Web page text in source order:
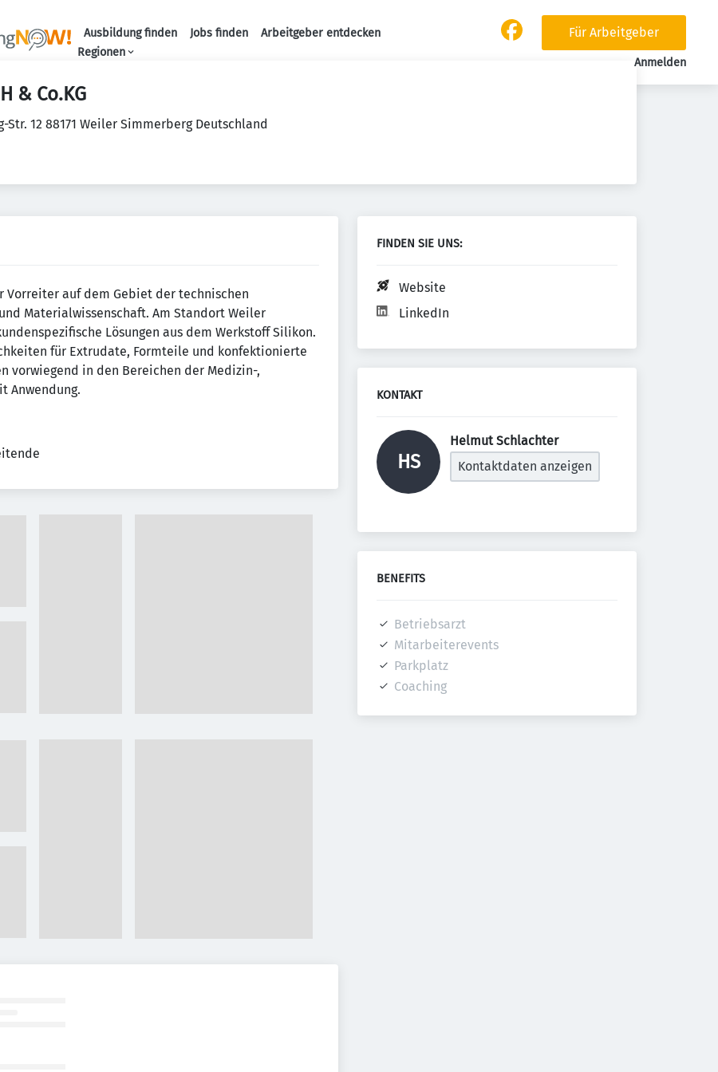
Ausbildung finden Jobs finden
Arbeitgeber entdecken
Regionen
Für Arbeitgeber
Anmelden
& Co.KG
Str. 12 88171 Weiler Simmerberg Deutschland
auf dem Gebiet der technischen
Materialwissenschaft. Am Standort Weiler
Lösungen aus dem Werkstoff Silikon.
für Extrudate, Formteile und konfektionierte
vorwiegend in den Bereichen der Medizin-,
Anwendung.
FINDEN SIE UNS:
Website
LinkedIn
KONTAKT
HS
Helmut Schlachter
Kontaktdaten anzeigen
BENEFITS
Betriebsarzt
Mitarbeiterevents
Parkplatz
Coaching